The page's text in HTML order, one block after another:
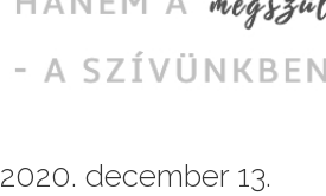
2020. december 13.